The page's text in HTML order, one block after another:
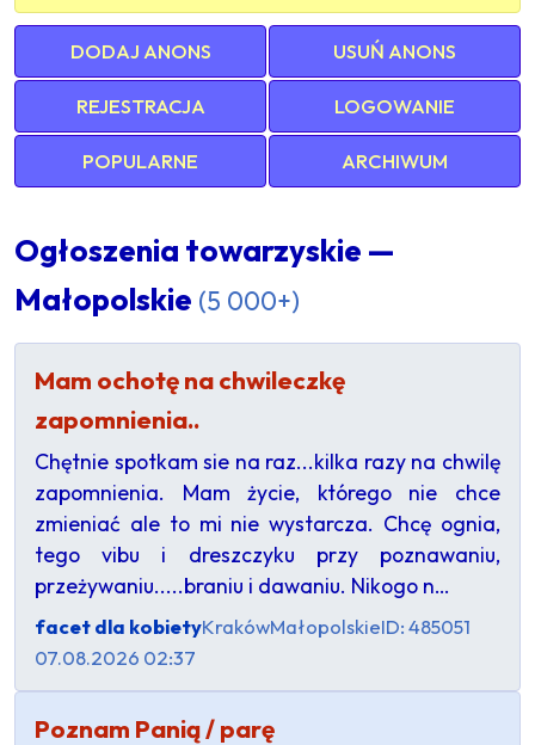
DODAJ ANONS USUŃ ANONS
REJESTRACJA LOGOWANIE
POPULARNE ARCHIWUM
Ogłoszenia towarzyskie —
Małopolskie (5 000+)
Mam ochotę na chwileczkę
zapomnienia..
Chętnie spotkam sie na raz...kilka razy na chwilę
zapomnienia. Mam życie, którego nie chce
zmieniać ale to mi nie wystarcza. Chcę ognia,
tego vibu i dreszczyku przy poznawaniu,
przeżywaniu.....braniu i dawaniu. Nikogo n…
facet dla kobietyKrakówMałopolskieID: 485051
07.08.2026 02:37
Poznam Panią / parę